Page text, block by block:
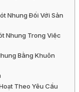
Nhung Đối Với Sản
Nhung Trong Việc
Bằng Khuôn
Theo Yêu Cầu